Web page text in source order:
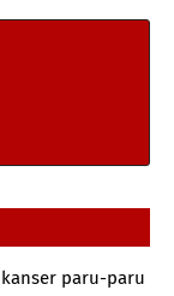
paru-paru